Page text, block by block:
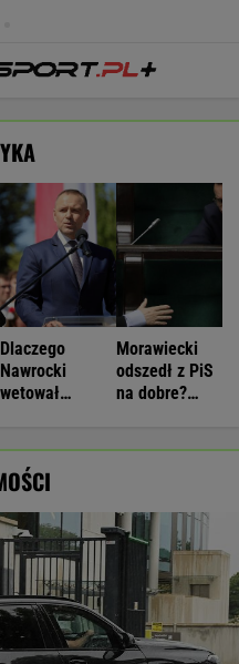
Dlaczego
Nawrocki
wetował
Morawiecki
odszedł z PiS
na dobre?